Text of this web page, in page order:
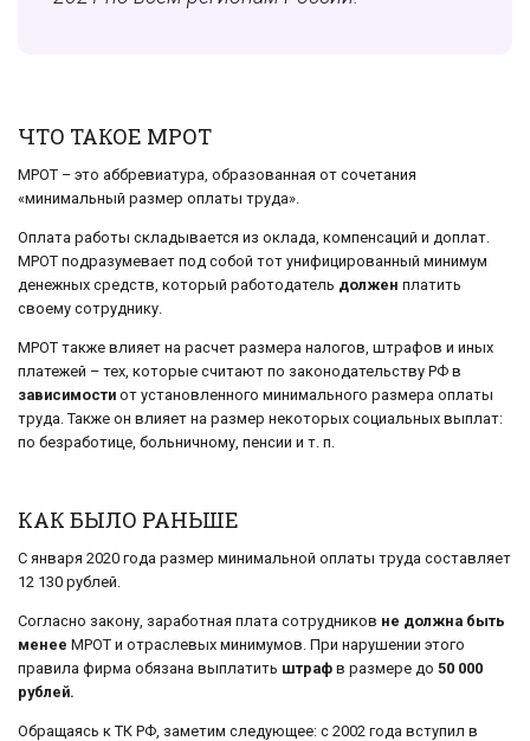
ЧТО ТАКОЕ МРОТ
МРОТ – это аббревиатура, образованная от сочетания
«минимальный размер оплаты труда».
Оплата работы складывается из оклада, компенсаций и доплат.
МРОТ подразумевает под собой тот унифицированный минимум
денежных средств, который работодатель должен платить
своему сотруднику.
МРОТ также влияет на расчет размера налогов, штрафов и иных
платежей – тех, которые считают по законодательству РФ в
зависимости от установленного минимального размера оплаты
труда. Также он влияет на размер некоторых социальных выплат:
по безработице, больничному, пенсии и т. п.
КАК БЫЛО РАНЬШЕ
С января 2020 года размер минимальной оплаты труда составляет
12 130 рублей.
Согласно закону, заработная плата сотрудников не должна быть
менее МРОТ и отраслевых минимумов. При нарушении этого
правила фирма обязана выплатить штраф в размере до 50 000
рублей.
Обращаясь к ТК РФ, заметим следующее: с 2002 года вступил в